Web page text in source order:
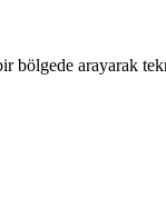
bölgede arayarak